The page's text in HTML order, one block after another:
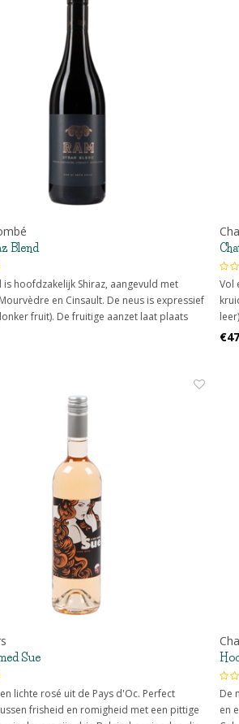
Blend
is hoofdzakelijk Shiraz, aangevuld met
en Cinsault. De neus is expressief
fruit). De fruitige aanzet laat plaats
kruidigheid en zachte tannines.
Vol
Sue
lichte rosé uit de Pays d'Oc. Perfect
frisheid en romigheid met een pittige
De
en